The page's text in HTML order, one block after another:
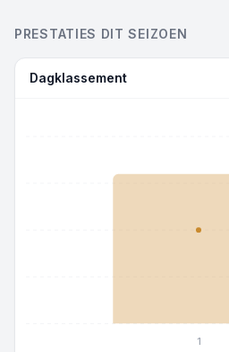
PRESTATIES DIT SEIZOEN
Dagklassement
1